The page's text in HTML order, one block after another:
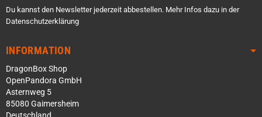
Du kannst den Newsletter jederzeit abbestellen. Mehr Infos dazu in der
Datenschutzerklärung
INFORMATION
DragonBox Shop
OpenPandora GmbH
Asternweg 5
85080 Gaimersheim